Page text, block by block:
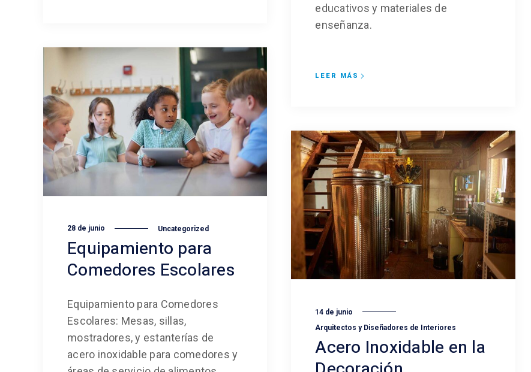
educativos y materiales de
enseñanza.
LEER MÁS
28 de junio Uncategorized
Equipamiento para
Comedores Escolares
Equipamiento para Comedores
Escolares: Mesas, sillas,
mostradores, y estanterías de
acero inoxidable para comedores y
14 de junio
Arquitectos y Diseñadores de Interiores
Acero Inoxidable en la